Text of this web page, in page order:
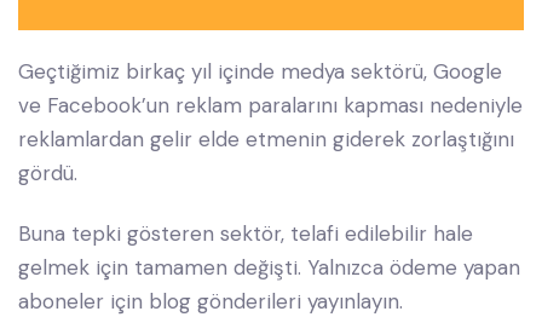
Geçtiğimiz birkaç yıl içinde medya sektörü, Google
ve Facebook’un reklam paralarını kapması nedeniyle
reklamlardan gelir elde etmenin giderek zorlaştığını
gördü.
Buna tepki gösteren sektör, telafi edilebilir hale
gelmek için tamamen değişti. Yalnızca ödeme yapan
aboneler için blog gönderileri yayınlayın.